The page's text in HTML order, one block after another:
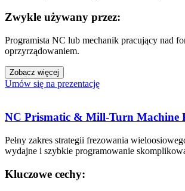
Zwykle używany przez:
Programista NC lub mechanik pracujący nad
oprzyrządowaniem.
Zobacz więcej
Umów się na prezentację
NC Prismatic & Mill-Turn Machine
Pełny zakres strategii frezowania
wydajne i szybkie programowanie
Kluczowe cechy: